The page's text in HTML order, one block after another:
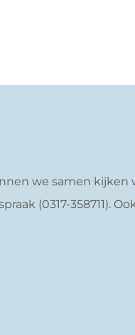
we samen kijken
(0317-358711).